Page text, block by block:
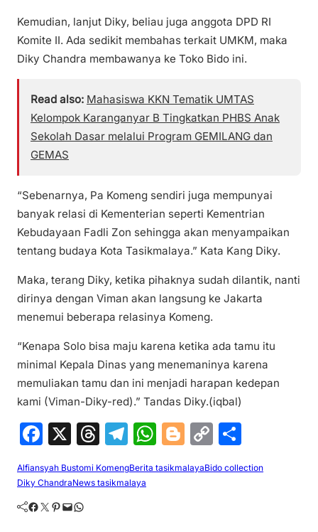
Kemudian, lanjut Diky, beliau juga anggota DPD RI
Komite II. Ada sedikit membahas terkait UMKM, maka
Diky Chandra membawanya ke Toko Bido ini.
Read also: Mahasiswa KKN Tematik UMTAS
Kelompok Karanganyar B Tingkatkan PHBS Anak
Sekolah Dasar melalui Program GEMILANG dan
GEMAS
“Sebenarnya, Pa Komeng sendiri juga mempunyai
banyak relasi di Kementerian seperti Kementrian
Kebudayaan Fadli Zon sehingga akan menyampaikan
tentang budaya Kota Tasikmalaya.” Kata Kang Diky.
Maka, terang Diky, ketika pihaknya sudah dilantik, nanti
dirinya dengan Viman akan langsung ke Jakarta
menemui beberapa relasinya Komeng.
“Kenapa Solo bisa maju karena ketika ada tamu itu
minimal Kepala Dinas yang menemaninya karena
memuliakan tamu dan ini menjadi harapan kedepan
kami (Viman-Diky-red).” Tandas Diky.(iqbal)
F
c
e
X
T
e
T
e
W
at
Bl
g
C
p ar
Alfiansyah Bustomi KomengBerita tasikmalayaBido collection
Diky ChandraNews tasikmalaya
Facebook Twitter Pinterest Mail WhatsApp